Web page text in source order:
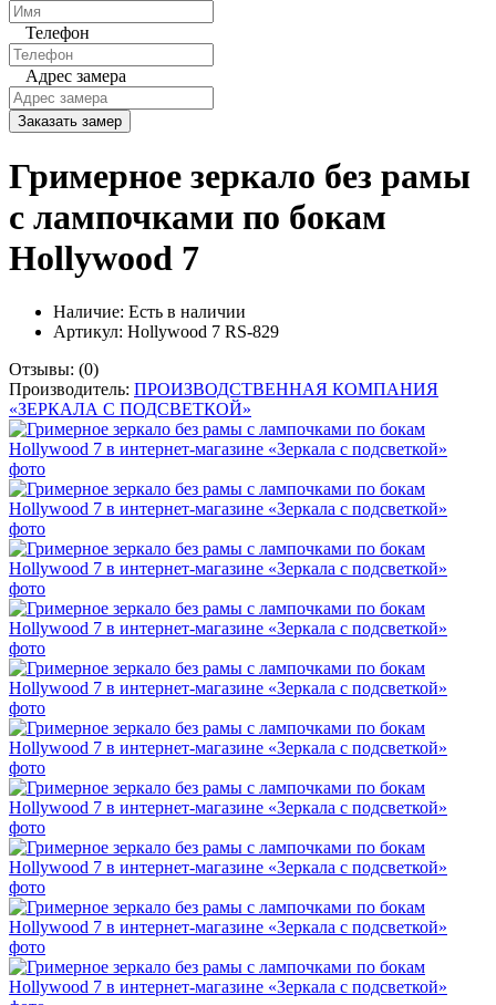
Телефон
Адрес замера
Заказать замер
Гримерное зеркало без рамы
с лампочками по бокам
Hollywood 7
Наличие: Есть в наличии
Артикул: Hollywood 7 RS-829
Отзывы: (0)
Производитель: ПРОИЗВОДСТВЕННАЯ КОМПАНИЯ
«ЗЕРКАЛА С ПОДСВЕТКОЙ»